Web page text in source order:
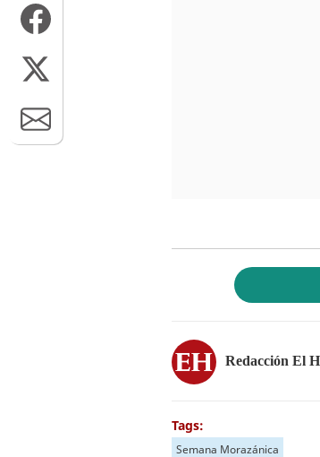
Redacción El
Tags:
Semana Morazánica